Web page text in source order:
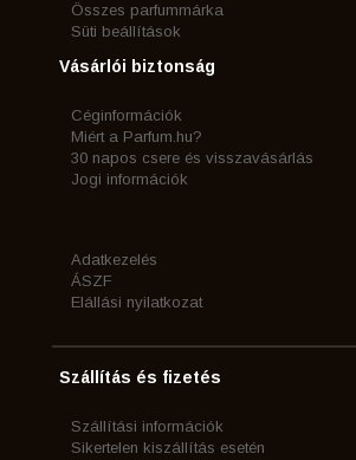
Összes parfummárka
Süti beállítások
Vásárlói biztonság
Céginformációk
Miért a Parfum.hu?
30 napos csere és visszavásárlás
Jogi információk
Adatkezelés
ÁSZF
Elállási nyilatkozat
Szállítás és fizetés
Szállítási információk
Sikertelen kiszállítás esetén